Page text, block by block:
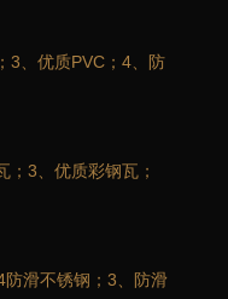
、优质PVC；4、防
3、优质彩钢瓦；
滑不锈钢；3、防滑